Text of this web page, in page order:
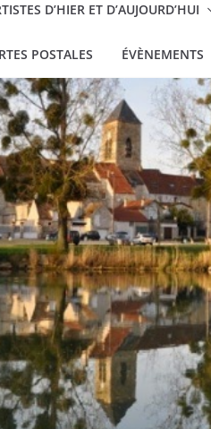
D’HIER ET D’AUJOURD’HUI
POSTALES ÉVÈNEMENTS